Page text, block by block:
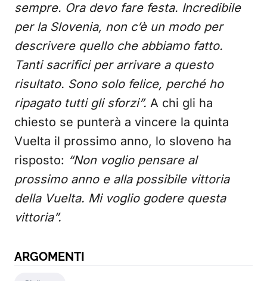
sempre. Ora devo fare festa. Incredibile
per la Slovenia, non c’è un modo per
descrivere quello che abbiamo fatto.
Tanti sacrifici per arrivare a questo
risultato. Sono solo felice, perché ho
ripagato tutti gli sforzi”. A chi gli ha
chiesto se punterà a vincere la quinta
Vuelta il prossimo anno, lo sloveno ha
risposto: “Non voglio pensare al
prossimo anno e alla possibile vittoria
della Vuelta. Mi voglio godere questa
vittoria”.
ARGOMENTI